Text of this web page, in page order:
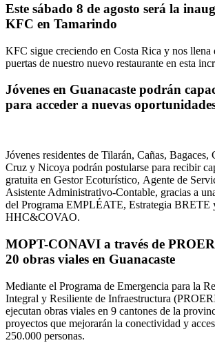
Este sábado 8 de agosto será la
KFC en Tamarindo
KFC sigue creciendo en Costa Rica y nos llena
puertas de nuestro nuevo restaurante en esta
Jóvenes en Guanacaste podrán
para acceder a nuevas
Jóvenes residentes de Tilarán, Cañas, Bagaces,
Cruz y Nicoya podrán postularse para recibir
gratuita en Gestor Ecoturístico, Agente de
Asistente Administrativo-Contable, gracias a
del Programa EMPLÉATE, Estrategia BRETE
HHC&COVAO.
MOPT-CONAVI a través de
20 obras viales en Guanacaste
Mediante el Programa de Emergencia para la
Integral y Resiliente de Infraestructura
ejecutan obras viales en 9 cantones de la
proyectos que mejorarán la conectividad y
250.000 personas.